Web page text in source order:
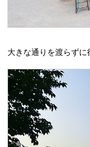
大きな通りを渡らずに